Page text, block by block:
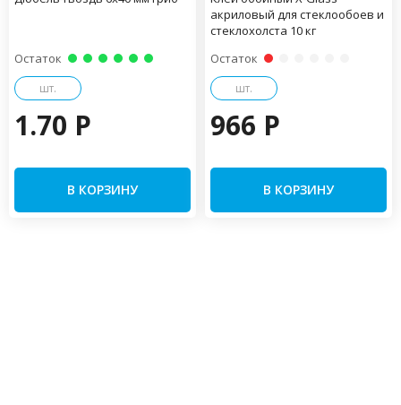
Остаток
шт.
1.70 P
В КОРЗИНУ
акриловый для стеклообоев и
стеклохолста 10 кг
Остаток
шт.
966 P
В КОРЗИНУ